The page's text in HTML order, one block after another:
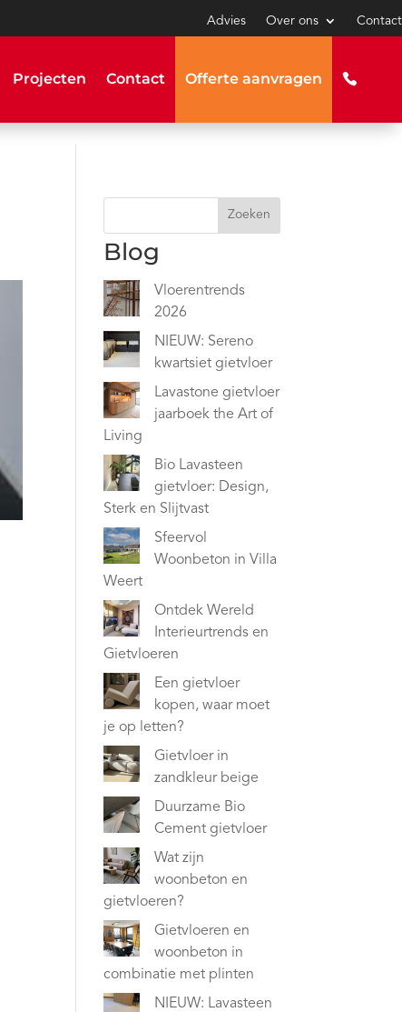
Advies Over ons Contact
Projecten Contact Offerte aanvragen
Zoeken
Blog
Vloerentrends
2026
NIEUW: Sereno
kwartsiet gietvloer
Lavastone gietvloer
jaarboek the Art of
Living
Bio Lavasteen
gietvloer: Design,
Sterk en Slijtvast
Sfeervol
Woonbeton in Villa
Weert
Ontdek Wereld
Interieurtrends en
Gietvloeren
Een gietvloer
kopen, waar moet
je op letten?
Gietvloer in
zandkleur beige
Duurzame Bio
Cement gietvloer
Wat zijn
woonbeton en
gietvloeren?
Gietvloeren en
woonbeton in
combinatie met plinten
NIEUW: Lavasteen